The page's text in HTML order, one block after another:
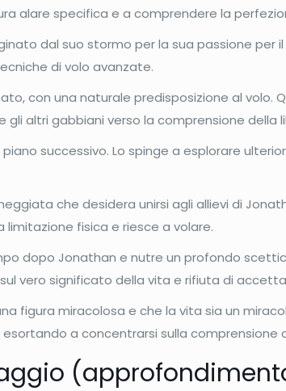
alare specifica e a comprendere la
dal suo stormo per la sua passione
di volo avanzate.
con una naturale predisposizione al volo.
altri gabbiani verso la comprensione della
successivo. Lo spinge a esplorare
che desidera unirsi agli allievi di
limitazione fisica e riesce a volare.
dopo Jonathan e nutre un profondo
vero significato della vita e rifiuta di
figura miracolosa e che la vita sia un
a concentrarsi sulla comprensione